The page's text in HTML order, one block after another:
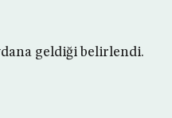
geldiği belirlendi.